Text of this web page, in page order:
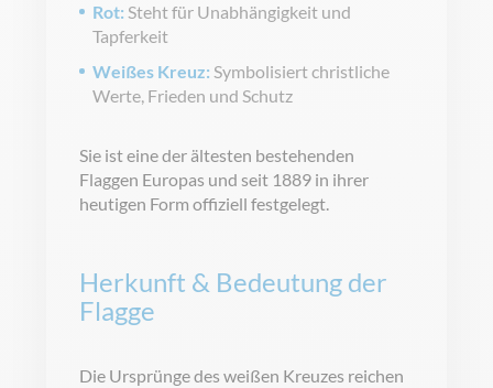
Rot: Steht für Unabhängigkeit und
Tapferkeit
Weißes Kreuz: Symbolisiert christliche
Werte, Frieden und Schutz
Sie ist eine der ältesten bestehenden
Flaggen Europas und seit 1889 in ihrer
heutigen Form offiziell festgelegt.
Herkunft & Bedeutung der
Flagge
Die Ursprünge des weißen Kreuzes reichen